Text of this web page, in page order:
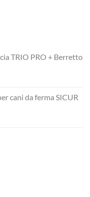
TRIO PRO + Berretto
cani da ferma SICUR